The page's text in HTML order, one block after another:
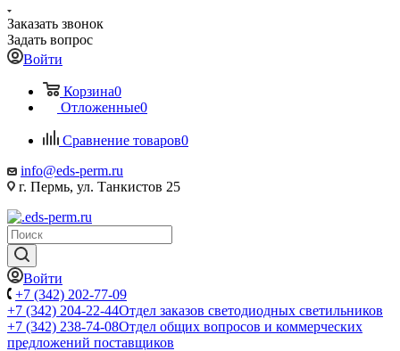
Заказать звонок
Задать вопрос
Войти
Корзина0
Отложенные0
Сравнение товаров0
info@eds-perm.ru
г. Пермь, ул. Танкистов 25
Войти
+7 (342) 202-77-09
+7 (342) 204-22-44Отдел заказов светодиодных светильников
+7 (342) 238-74-08Отдел общих вопросов и коммерческих
предложений поставщиков